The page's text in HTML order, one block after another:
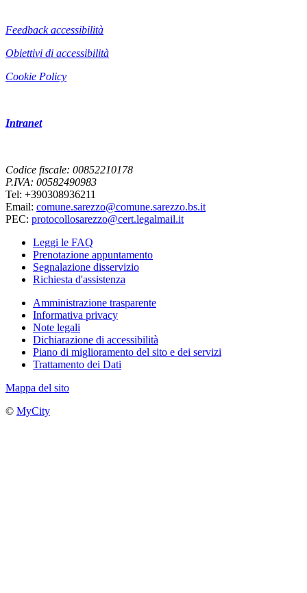
Feedback accessibilità
Obiettivi di accessibilità
Cookie Policy
Intranet
Codice fiscale: 00852210178
P.IVA: 00582490983
Tel: +390308936211
Email: comune.sarezzo@comune.sarezzo.bs.it
PEC: protocollosarezzo@cert.legalmail.it
Leggi le FAQ
Prenotazione appuntamento
Segnalazione disservizio
Richiesta d'assistenza
Amministrazione trasparente
Informativa privacy
Note legali
Dichiarazione di accessibilità
Piano di miglioramento del sito e dei servizi
Trattamento dei Dati
Mappa del sito
© MyCity